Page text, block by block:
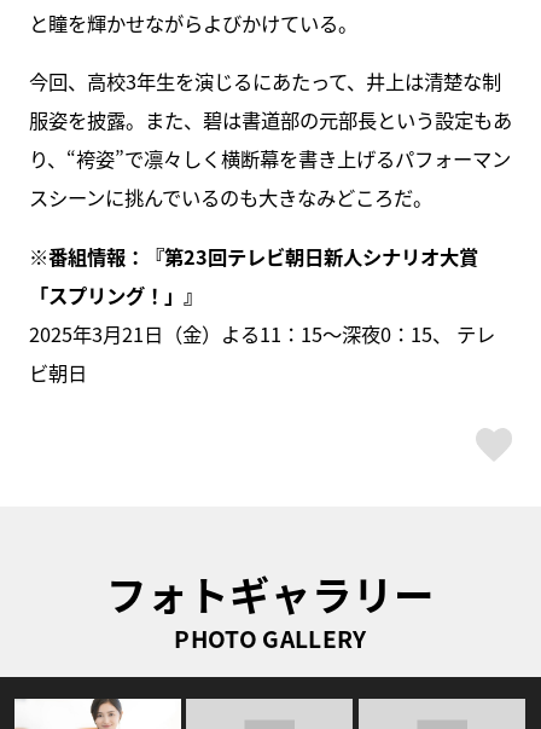
と瞳を輝かせながらよびかけている。
今回、高校3年生を演じるにあたって、井上は清楚な制
服姿を披露。また、碧は書道部の元部長という設定もあ
り、“袴姿”で凛々しく横断幕を書き上げるパフォーマン
スシーンに挑んでいるのも大きなみどころだ。
※番組情報：『第23回テレビ朝日新人シナリオ大賞
「スプリング！」』
2025年3月21日（金）よる11：15～深夜0：15、 テレ
ビ朝日
フォトギャラリー
PHOTO GALLERY